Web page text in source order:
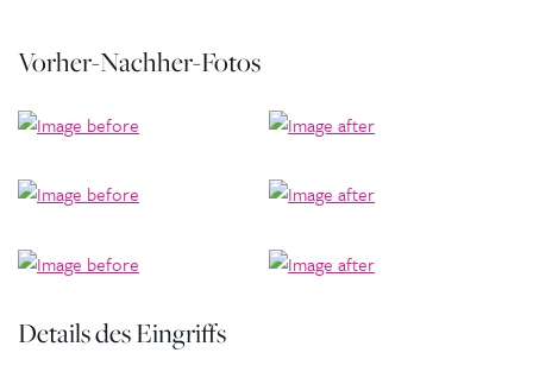
Vorher-Nachher-Fotos
Details des Eingriffs